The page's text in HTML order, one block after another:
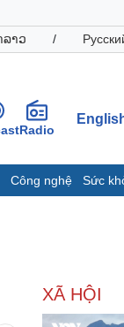
ລາວ /
Radio
Công nghệ Sức
XÃ HỘI